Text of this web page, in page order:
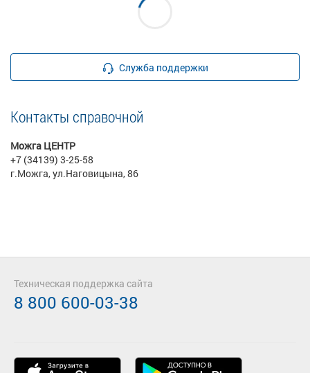
Служба поддержки
Контакты справочной
Можга ЦЕНТР
+7 (34139) 3-25-58
г.Можга, ул.Наговицына, 86
Техническая поддержка сайта
8 800 600-03-38